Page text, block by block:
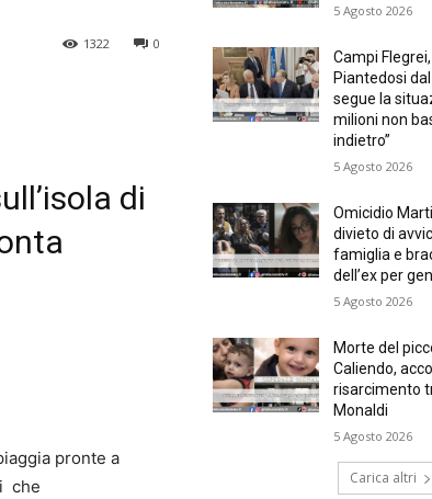
0
1322
di
pronte a
che
5 Agosto 2026
Campi
Piantedosi
segue la
milioni non
indietro”
5 Agosto 2026
Omicidio
divieto di
famiglia e
dell’ex per
5 Agosto 2026
Morte del
Caliendo,
risarcimento
Monaldi
5 Agosto 2026
Carica altri